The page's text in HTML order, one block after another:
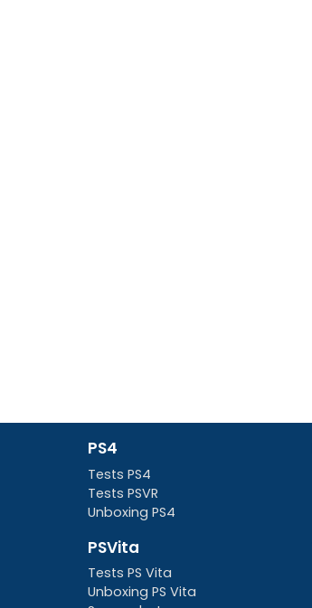
PS4
Tests PS4
Tests PSVR
Unboxing PS4
PSVita
Tests PS Vita
Unboxing PS Vita